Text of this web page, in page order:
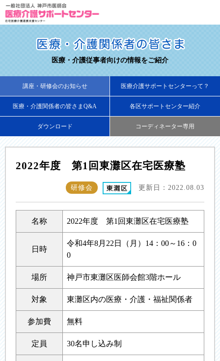
医療・介護従事者向けの情報をご紹介
講座・研修会のお知らせ 医療介護サポートセンターって？
医療・介護関係者の皆さまQ&A 各区サポートセンター紹介
ダウンロード コーディネーター専用
2022年度 第1回東灘区在宅医療塾
研修会 更新日：2022.08.03
名称 2022年度 第1回東灘区在宅医療塾
日時
令和4年8月22日（月）14：00～16：0
0
場所 神戸市東灘区医師会館3階ホール
対象 東灘区内の医療・介護・福祉関係者
参加費 無料
定員 30名申し込み制